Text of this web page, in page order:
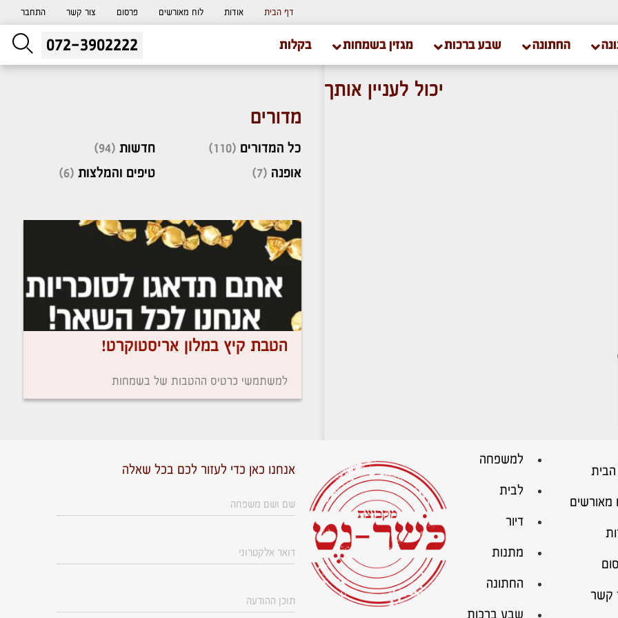
דף הבית אודות לוח מאורשים פרסום צור קשר התחבר
החתונה שבע ברכות מגזין בשמחות בקלות ליעוץ חינם
והזמנת כרטיס שמחות
072-3902222
יכול לעניין אותך
מדורים
כל המדורים (110)
אופנה (7)
חדשות (94)
טיפים והמלצות (6)
הטבת קיץ במלון אריסטוקרט!
למשתמשי כרטיס ההטבות של בשמחות
מאורשים
קשר
למשפחה
לבית
דיור
מתנות
החתונה
שבע ברכות
אנחנו כאן כדי לעזור לכם בכל שאלה